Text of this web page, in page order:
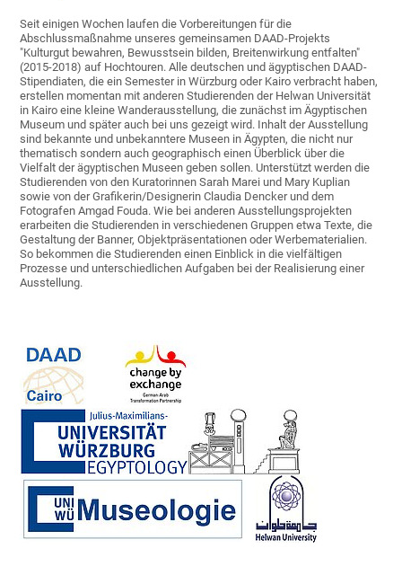
Seit einigen Wochen laufen die Vorbereitungen für die
Abschlussmaßnahme unseres gemeinsamen DAAD-Projekts
"Kulturgut bewahren, Bewusstsein bilden, Breitenwirkung entfalten"
(2015-2018) auf Hochtouren. Alle deutschen und ägyptischen DAAD-
Stipendiaten, die ein Semester in Würzburg oder Kairo verbracht haben,
erstellen momentan mit anderen Studierenden der Helwan Universität
in Kairo eine kleine Wanderausstellung, die zunächst im Ägyptischen
Museum und später auch bei uns gezeigt wird. Inhalt der Ausstellung
sind bekannte und unbekanntere Museen in Ägypten, die nicht nur
thematisch sondern auch geographisch einen Überblick über die
Vielfalt der ägyptischen Museen geben sollen. Unterstützt werden die
Studierenden von den Kuratorinnen Sarah Marei und Mary Kuplian
sowie von der Grafikerin/Designerin Claudia Dencker und dem
Fotografen Amgad Fouda. Wie bei anderen Ausstellungsprojekten
erarbeiten die Studierenden in verschiedenen Gruppen etwa Texte, die
Gestaltung der Banner, Objektpräsentationen oder Werbematerialien.
So bekommen die Studierenden einen Einblick in die vielfältigen
Prozesse und unterschiedlichen Aufgaben bei der Realisierung einer
Ausstellung.